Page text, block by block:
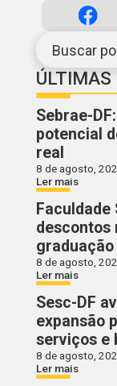
Buscar
ÚLTIMAS
Sebrae-
potencial
real
8 de agosto,
Ler mais
descontos
graduação
8 de agosto,
Ler mais
Sesc-DF
expansão
serviços e
8 de agosto,
Ler mais